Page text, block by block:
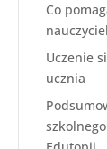
Co
Uczenie
ucznia